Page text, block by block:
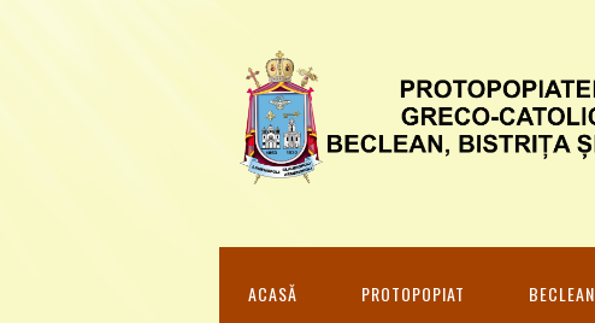
ACASĂ PROTOPOPIAT BECLEAN